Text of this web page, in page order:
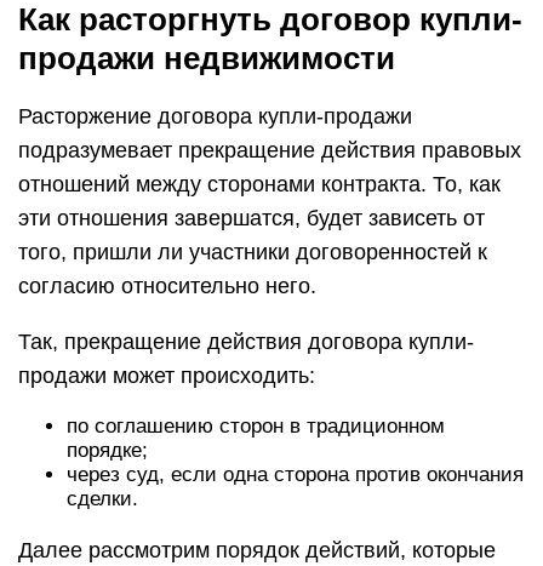
Как расторгнуть договор купли-
продажи недвижимости
Расторжение договора купли-продажи
подразумевает прекращение действия правовых
отношений между сторонами контракта. То, как
эти отношения завершатся, будет зависеть от
того, пришли ли участники договоренностей к
согласию относительно него.
Так, прекращение действия договора купли-
продажи может происходить:
по соглашению сторон в традиционном
порядке;
через суд, если одна сторона против окончания
сделки.
Далее рассмотрим порядок действий, которые